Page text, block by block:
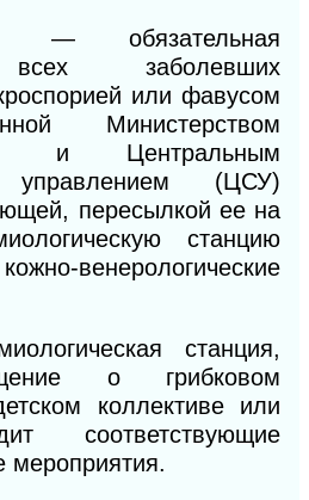
— обязательная
всех заболевших
или фавусом
Министерством
и Центральным
управлением (ЦСУ)
пересылкой ее на
станцию
венерологические
станция,
о грибковом
коллективе или
соответствующие
мероприятия.